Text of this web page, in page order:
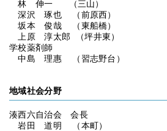
林 伸一 （三山）
深沢 琢也 （前原西）
坂本 俊哉 （東船橋）
上原 淳太郎 （坪井東）
学校薬剤師
中島 理惠 （習志野台）
地域社会分野
湊西六自治会 会長
岩田 道明 （本町）